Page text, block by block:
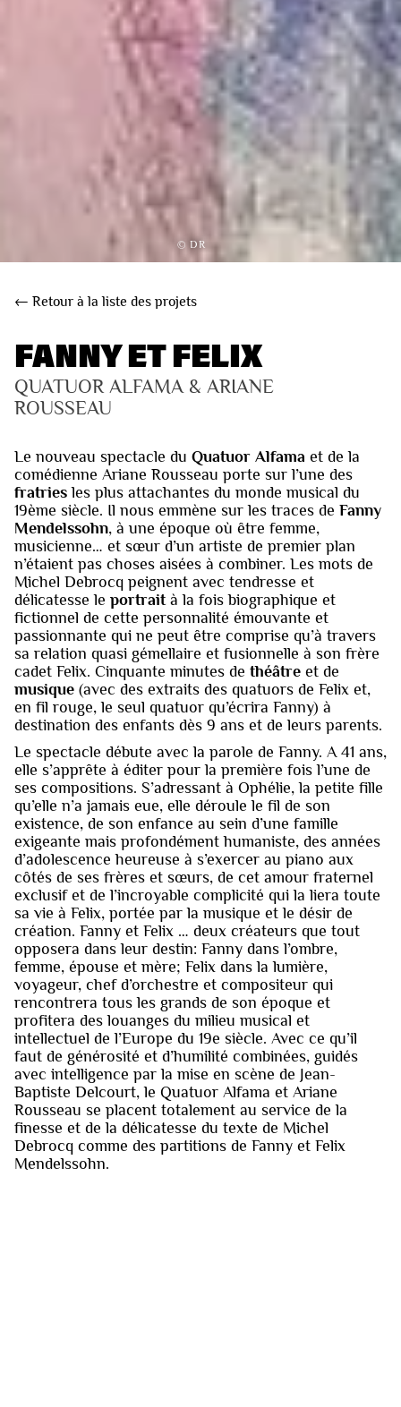
© DR
← Retour à la liste des projets
FANNY ET FELIX
QUATUOR ALFAMA & ARIANE
ROUSSEAU
Le nouveau spectacle du Quatuor Alfama et de la
comédienne Ariane Rousseau porte sur l’une des
fratries les plus attachantes du monde musical du
19ème siècle. Il nous emmène sur les traces de Fanny
Mendelssohn, à une époque où être femme,
musicienne… et sœur d’un artiste de premier plan
n’étaient pas choses aisées à combiner. Les mots de
Michel Debrocq peignent avec tendresse et
délicatesse le portrait à la fois biographique et
fictionnel de cette personnalité émouvante et
passionnante qui ne peut être comprise qu’à travers
sa relation quasi gémellaire et fusionnelle à son frère
cadet Felix. Cinquante minutes de théâtre et de
musique (avec des extraits des quatuors de Felix et,
en fil rouge, le seul quatuor qu’écrira Fanny) à
destination des enfants dès 9 ans et de leurs parents.
Le spectacle débute avec la parole de Fanny. A 41 ans,
elle s’apprête à éditer pour la première fois l’une de
ses compositions. S’adressant à Ophélie, la petite fille
qu’elle n’a jamais eue, elle déroule le fil de son
existence, de son enfance au sein d’une famille
exigeante mais profondément humaniste, des années
d’adolescence heureuse à s’exercer au piano aux
côtés de ses frères et sœurs, de cet amour fraternel
exclusif et de l’incroyable complicité qui la liera toute
sa vie à Felix, portée par la musique et le désir de
création. Fanny et Felix … deux créateurs que tout
opposera dans leur destin: Fanny dans l’ombre,
femme, épouse et mère; Felix dans la lumière,
voyageur, chef d’orchestre et compositeur qui
rencontrera tous les grands de son époque et
profitera des louanges du milieu musical et
intellectuel de l’Europe du 19e siècle. Avec ce qu’il
faut de générosité et d’humilité combinées, guidés
avec intelligence par la mise en scène de Jean-
Baptiste Delcourt, le Quatuor Alfama et Ariane
Rousseau se placent totalement au service de la
finesse et de la délicatesse du texte de Michel
Debrocq comme des partitions de Fanny et Felix
Mendelssohn.